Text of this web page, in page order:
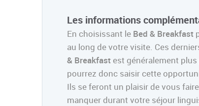
Les informations
En choisissant le Bed & Breakfast
au long de votre visite. Ces
& Breakfast est généralement
pourrez donc saisir cette
Ils se feront un plaisir de vous
manquer durant votre séjour